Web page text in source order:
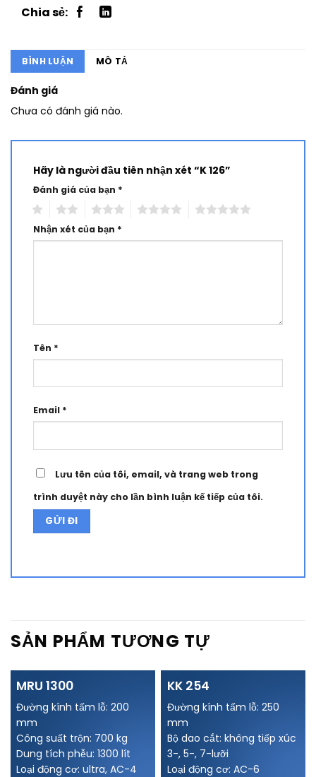
BÌNH LUẬN MÔ TẢ
Đánh giá
Chưa có đánh giá nào.
Hãy là người đầu tiên nhận xét “K 126”
Đánh giá của bạn *
Nhận xét của bạn *
Tên *
Email *
Lưu tên của tôi, email, và trang web trong
trình duyệt này cho lần bình luận kế tiếp của tôi.
SẢN PHẨM TƯƠNG TỰ
MRU 1300
Đường kính tấm lỗ: 200
mm
Công suất trộn: 700 kg
Dung tích phễu: 1300 lít
Loại động cơ: ultra, AC-4
KK 254
Đường kính tấm lỗ: 250
mm
Bộ dao cắt: không tiếp xúc
3-, 5-, 7-lưỡi
Loại động cơ: AC-6